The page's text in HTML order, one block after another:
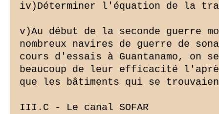
iv)Déterminer l'équation de la
v)Au début de la seconde guerre
nombreux navires de guerre de
cours d'essais à Guantanamo, on
beaucoup de leur efficacité
que les bâtiments qui se
III.C - Le canal SOFAR